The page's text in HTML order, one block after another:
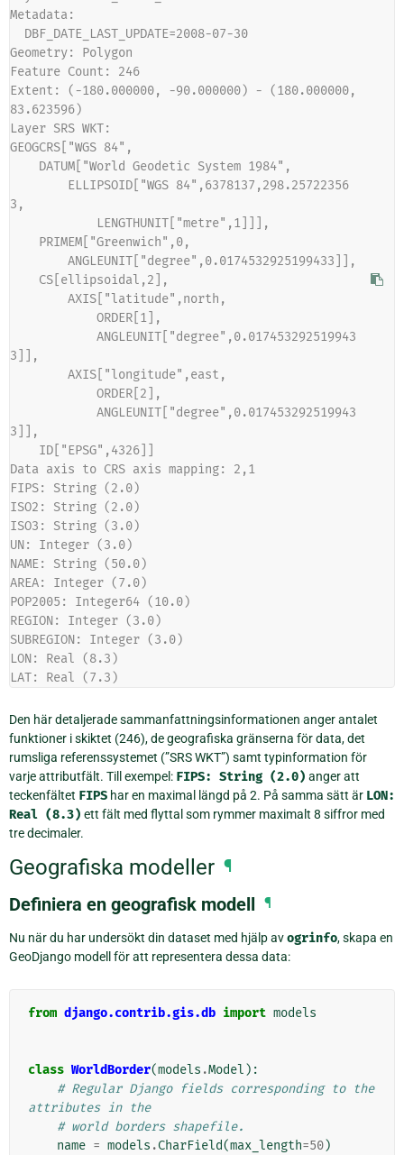
Metadata:
  DBF_DATE_LAST_UPDATE=2008-07-30
Geometry: Polygon
Feature Count: 246
Extent: (-180.000000, -90.000000) - (180.000000,
83.623596)
Layer SRS WKT:
GEOGCRS["WGS 84",
    DATUM["World Geodetic System 1984",
3,
            LENGTHUNIT["metre",1]]],
    PRIMEM["Greenwich",0,
        ANGLEUNIT["degree",0.0174532925199433]],
    CS[ellipsoidal,2],
        AXIS["latitude",north,
            ORDER[1],
3]],
        AXIS["longitude",east,
            ORDER[2],
3]],
    ID["EPSG",4326]]
Data axis to CRS axis mapping: 2,1
FIPS: String (2.0)
ISO2: String (2.0)
ISO3: String (3.0)
UN: Integer (3.0)
NAME: String (50.0)
AREA: Integer (7.0)
POP2005: Integer64 (10.0)
REGION: Integer (3.0)
SUBREGION: Integer (3.0)
LON: Real (8.3)
LAT: Real (7.3)
Den här detaljerade sammanfattningsinformationen anger antalet
funktioner i skiktet (246), de geografiska gränserna för data, det
rumsliga referenssystemet (”SRS WKT”) samt typinformation för
varje attributfält. Till exempel: FIPS: String (2.0) anger att
teckenfältet FIPS har en maximal längd på 2. På samma sätt är LON:
Real (8.3) ett fält med flyttal som rymmer maximalt 8 siffror med
tre decimaler.
Geografiska modeller ¶
Definiera en geografisk modell ¶
Nu när du har undersökt din dataset med hjälp avogrinfo, skapa en
GeoDjango modell för att representera dessa data:
from django.contrib.gis.db import models
class WorldBorder(models .Model ):
# Regular Django fields corresponding to the
attributes in the
# world borders shapefile.
name = models .CharField(max_length=50)